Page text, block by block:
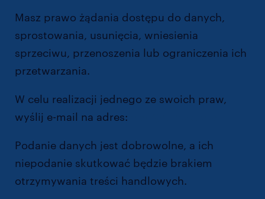
Masz prawo żądania dostępu do danych,
sprostowania, usunięcia, wniesienia
sprzeciwu, przenoszenia lub ograniczenia ich
przetwarzania.
W celu realizacji jednego ze swoich praw,
wyślij e-mail na adres:
Podanie danych jest dobrowolne, a ich
niepodanie skutkować będzie brakiem
otrzymywania treści handlowych.